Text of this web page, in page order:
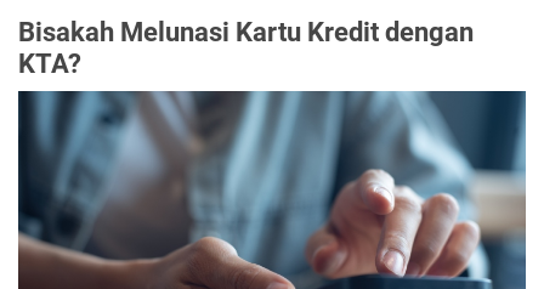
Bisakah Melunasi Kartu Kredit dengan
KTA?